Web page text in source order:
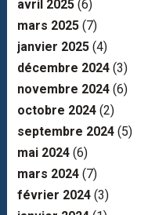
avril 2025(6)
mars 2025(7)
janvier 2025(4)
décembre 2024(3)
novembre 2024(6)
octobre 2024(2)
septembre 2024(5)
mai 2024(6)
mars 2024(7)
février 2024(3)